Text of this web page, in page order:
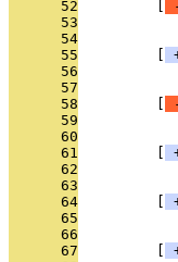
      52
      53
      54
      55
      56
      57
      58
      59
      60
      61
      62
      63
      64
      65
      66
      67